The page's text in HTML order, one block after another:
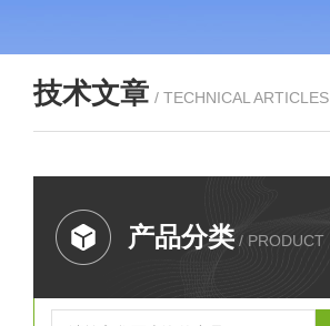
技术文章 / TECHNICAL ARTICLES
产品分类 / PRODUCT